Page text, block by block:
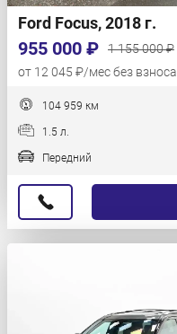
Ford Focus, 2018 г.
955 000 ₽
1 155 000 ₽
от 12 045 ₽/мес без взноса
104 959 км
1.5 л.
Передний